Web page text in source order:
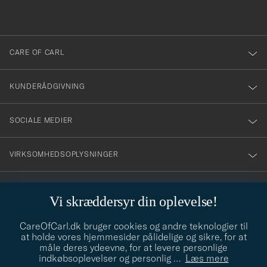
Vi skræddersyr din oplevelse!
CareOfCarl.dk bruger cookies og andre teknologier til
at holde vores hjemmesider pålidelige og sikre, for at
måle deres ydeevne, for at levere personlige
indkøbsoplevelser og personlig … Læs mere
dig
till
vårt
nyhetsbrev!
CARE OF CARL
KUNDERÅDGIVNING
SOCIALE MEDIER
VIRKSOMHEDSOPLYSNINGER
info@careofcarl.dk
Behøver du hjælp til at finde din stil? Lad os hjælpe dig, vi hjælper
gerne til!
STILRÅD